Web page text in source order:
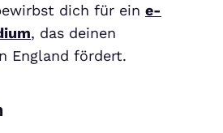
dich für ein e-
, das deinen
England fördert.